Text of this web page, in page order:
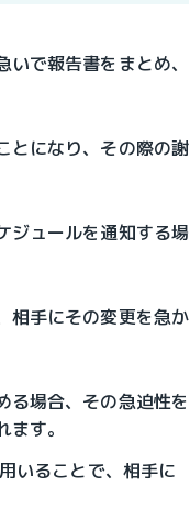
で報告書をまとめ、
とになり、その際の謝
ジュールを通知する場
相手にその変更を急か
る場合、その急迫性を
す。
いることで、相手に